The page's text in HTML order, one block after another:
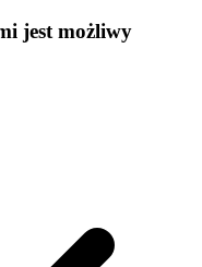
jest możliwy